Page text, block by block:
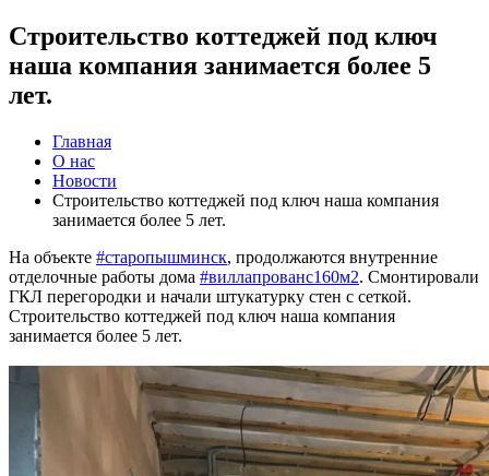
Строительство коттеджей под ключ
наша компания занимается более 5
лет.
Главная
О нас
Новости
Строительство коттеджей под ключ наша компания
занимается более 5 лет.
На объекте #старопышминск, продолжаются внутренние
отделочные работы дома #виллапрованс160м2. Смонтировали
ГКЛ перегородки и начали штукатурку стен с сеткой.
Строительство коттеджей под ключ наша компания
занимается более 5 лет.